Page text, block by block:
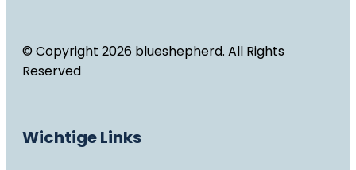
© Copyright 2026 blueshepherd. All Rights
Reserved
Wichtige Links